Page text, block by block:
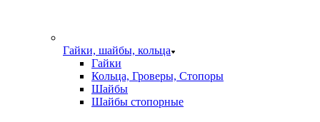
Гайки, шайбы, кольца
Гайки
Кольца, Гроверы, Стопоры
Шайбы
Шайбы стопорные